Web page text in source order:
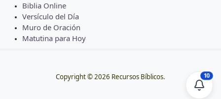
Biblia Online
Versículo del Día
Muro de Oración
Matutina para Hoy
Copyright © 2026 Recursos Bíblicos. 10